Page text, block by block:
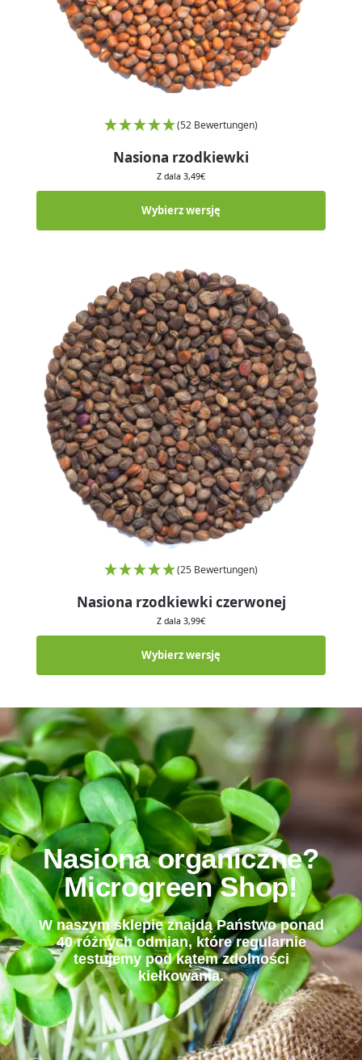
(52 Bewertungen)
Nasiona rzodkiewki
Z dala 3,49€
Wybierz wersję
(25 Bewertungen)
Nasiona rzodkiewki czerwonej
Z dala 3,99€
Wybierz wersję
Nasiona organiczne?
Microgreen Shop!
W naszym sklepie znajdą Państwo ponad
40 różnych odmian, które regularnie
testujemy pod kątem zdolności
kiełkowania.